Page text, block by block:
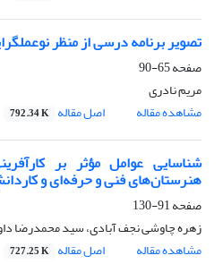
تصویر برنامه درسی از منظر نوعمل‎گرایی با تاکید بر اندیشه رورتی
صفحه65-90
مریم نادری
مشاهده مقاله
اصل مقاله 792.34 K
شناسایی عوامل مؤثر بر
هنرستان‌های فنی و حرفه‌ای و
صفحه91-130
زهره چاوشی نجف آبادی، سید محمدرضا
مشاهده مقاله
اصل مقاله 727.25 K